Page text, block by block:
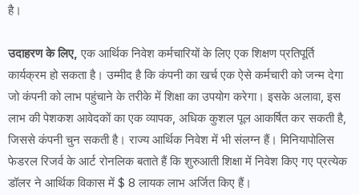
है।
उदाहरण के लिए, एक आर्थिक निवेश कर्मचारियों के लिए एक शिक्षण प्रतिपूर्ति
कार्यक्रम हो सकता है। उम्मीद है कि कंपनी का खर्च एक ऐसे कर्मचारी को जन्म देगा
जो कंपनी को लाभ पहुंचाने के तरीके में शिक्षा का उपयोग करेगा। इसके अलावा, इस
लाभ की पेशकश आवेदकों का एक व्यापक, अधिक कुशल पूल आकर्षित कर सकती है,
जिससे कंपनी चुन सकती है। राज्य आर्थिक निवेश में भी संलग्न हैं। मिनियापोलिस
फेडरल रिजर्व के आर्ट रोनलिक बताते हैं कि शुरुआती शिक्षा में निवेश किए गए प्रत्येक
डॉलर ने आर्थिक विकास में $ 8 लायक लाभ अर्जित किए हैं।